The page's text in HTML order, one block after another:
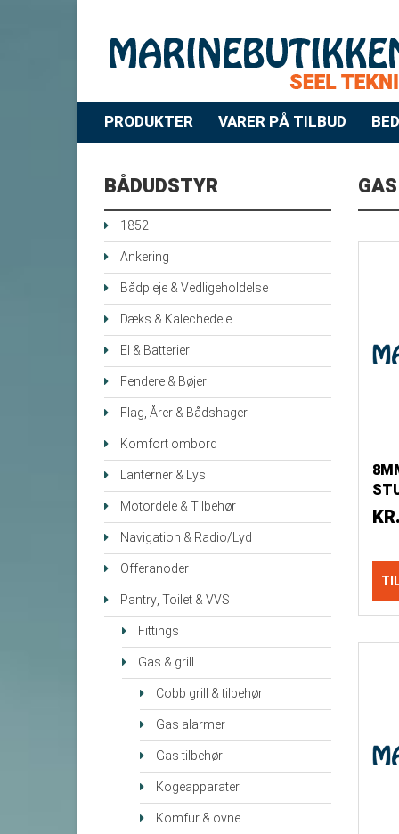
PRODUKTER VARER PÅ TILBUD
BÅDUDSTYR
1852
Ankering
Bådpleje & Vedligeholdelse
Dæks & Kalechedele
El & Batterier
Fendere & Bøjer
Flag, Årer & Bådshager
Komfort ombord
Lanterner & Lys
Motordele & Tilbehør
Navigation & Radio/Lyd
Offeranoder
Pantry, Toilet & VVS
Fittings
Gas & grill
Cobb grill & tilbehør
Gas alarmer
Gas tilbehør
Kogeapparater
Komfur & ovne
KR.